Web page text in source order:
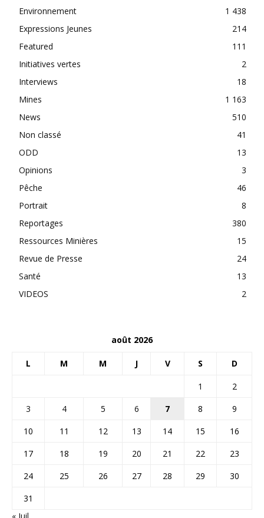
Environnement
1 438
Expressions Jeunes
214
Featured
111
Initiatives vertes
2
Interviews
18
Mines
1 163
News
510
Non classé
41
ODD
13
Opinions
3
Pêche
46
Portrait
8
Reportages
380
Ressources Minières
15
Revue de Presse
24
Santé
13
VIDEOS
2
août 2026
L M M J V S D
1
2
3
4 5 6 7 8
9
10
11 12 13 14 15
16
17
18 19 20 21 22
23
24
25 26 27 28 29
30
31